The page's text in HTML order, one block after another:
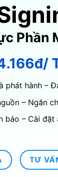
Phần
phát hành –
– Ngăn
báo – Cài
TƯ